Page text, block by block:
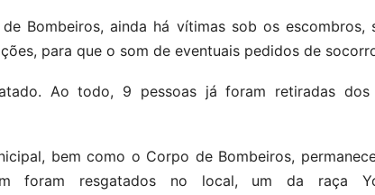
Bombeiros, ainda há vítimas sob os
para que o som de eventuais pedidos de
Ao todo, 9 pessoas já foram retiradas dos
bem como o Corpo de Bombeiros,
foram resgatados no local, um da raça